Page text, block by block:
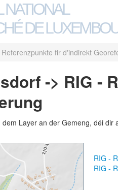
NATIONAL
DE
Referenzpunkte fir d'indirekt
-> RIG -
Layer an der Gemeng, déi
RIG -
RIG -